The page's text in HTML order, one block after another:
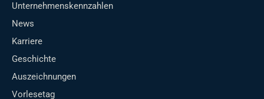
Unternehmenskennzahlen
News
Karriere
Geschichte
Auszeichnungen
Vorlesetag